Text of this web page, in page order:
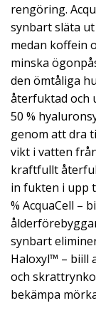
rengöring.
synbart släta
medan koffein
minska
den ömtåliga
återfuktad och
50 %
genom att dra
vikt i vatten
kraftfullt
in fukten i upp
% AcquaCell –
synbart
Haloxyl™ – biill
och
bekämpa